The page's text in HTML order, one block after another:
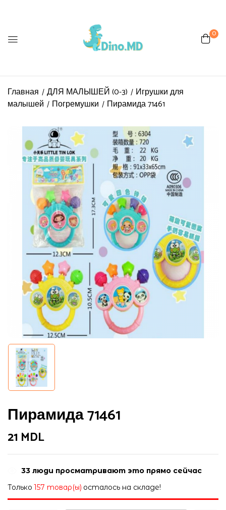
0
Главная ДЛЯ МАЛЫШЕЙ (0-3)
Игрушки для
малышей
Погремушки Пирамида 71461
Пирамида 71461
21 MDL
33 люди просматривают это прямо сейчас
Только 157 товар(ы) осталось на складе!